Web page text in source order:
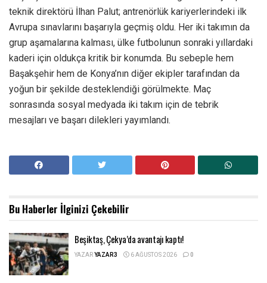
teknik direktörü İlhan Palut; antrenörlük kariyerlerindeki ilk
Avrupa sınavlarını başarıyla geçmiş oldu. Her iki takımın da
grup aşamalarına kalması, ülke futbolunun sonraki yıllardaki
kaderi için oldukça kritik bir konumda. Bu sebeple hem
Başakşehir hem de Konya’nın diğer ekipler tarafından da
yoğun bir şekilde desteklendiği görülmekte. Maç
sonrasında sosyal medyada iki takım için de tebrik
mesajları ve başarı dilekleri yayımlandı.
Bu Haberler İlginizi Çekebilir
Beşiktaş, Çekya’da avantajı kaptı!
YAZARYAZAR3 6 AĞUSTOS 2026 0